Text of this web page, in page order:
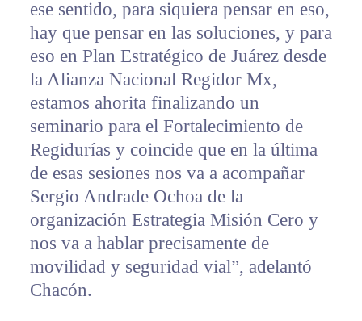
ese sentido, para siquiera pensar en eso,
hay que pensar en las soluciones, y para
eso en Plan Estratégico de Juárez desde
la Alianza Nacional Regidor Mx,
estamos ahorita finalizando un
seminario para el Fortalecimiento de
Regidurías y coincide que en la última
de esas sesiones nos va a acompañar
Sergio Andrade Ochoa de la
organización Estrategia Misión Cero y
nos va a hablar precisamente de
movilidad y seguridad vial”, adelantó
Chacón.